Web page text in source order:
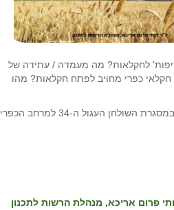
לחקלאות? מה מעמדה / עתידה של
כפרי מחויב לפתח חקלאות? מהו
השולחן העגול ה-34 למרחב הכפרי
פרום אריכא, מנהלת הרשות לתכנון